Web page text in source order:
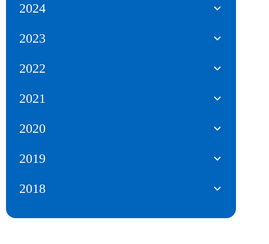
2024
2023
2022
2021
2020
2019
2018